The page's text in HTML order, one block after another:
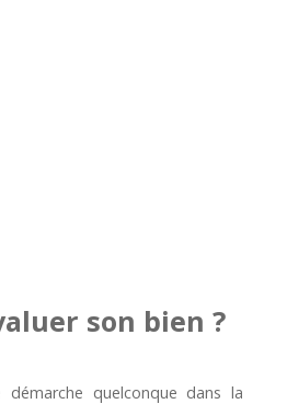
son bien ?
quelconque dans la